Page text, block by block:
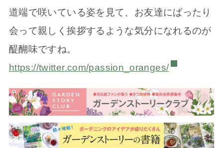
道端で咲いている姿を見て、お友達にばったり
会って親しく挨拶するような気分になれるのが
醍醐味ですね。
https://twitter.com/passion_oranges/